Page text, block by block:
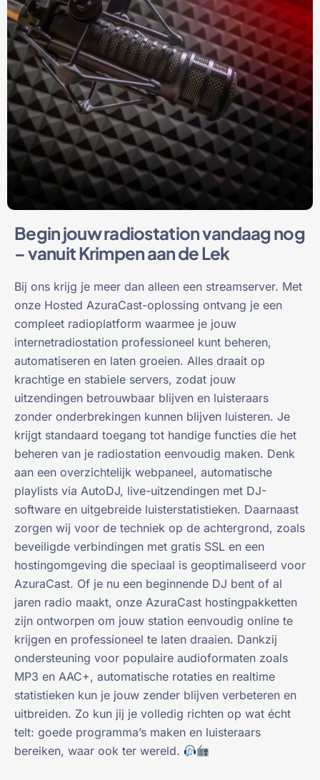
Begin jouw radiostation vandaag nog
– vanuit Krimpen aan de Lek
Bij ons krijg je meer dan alleen een streamserver. Met
onze Hosted AzuraCast-oplossing ontvang je een
compleet radioplatform waarmee je jouw
internetradiostation professioneel kunt beheren,
automatiseren en laten groeien. Alles draait op
krachtige en stabiele servers, zodat jouw
uitzendingen betrouwbaar blijven en luisteraars
zonder onderbrekingen kunnen blijven luisteren. Je
krijgt standaard toegang tot handige functies die het
beheren van je radiostation eenvoudig maken. Denk
aan een overzichtelijk webpaneel, automatische
playlists via AutoDJ, live-uitzendingen met DJ-
software en uitgebreide luisterstatistieken. Daarnaast
zorgen wij voor de techniek op de achtergrond, zoals
beveiligde verbindingen met gratis SSL en een
hostingomgeving die speciaal is geoptimaliseerd voor
AzuraCast. Of je nu een beginnende DJ bent of al
jaren radio maakt, onze AzuraCast hostingpakketten
zijn ontworpen om jouw station eenvoudig online te
krijgen en professioneel te laten draaien. Dankzij
ondersteuning voor populaire audioformaten zoals
MP3 en AAC+, automatische rotaties en realtime
statistieken kun je jouw zender blijven verbeteren en
uitbreiden. Zo kun jij je volledig richten op wat écht
telt: goede programma’s maken en luisteraars
bereiken, waar ook ter wereld.